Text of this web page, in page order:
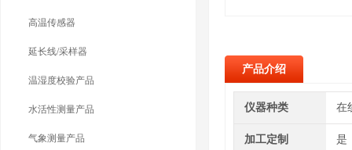
高温传感器
延长线/采样器
温湿度校验产品
水活性测量产品
气象测量产品
产品介绍
仪器种类 在
加工定制 是